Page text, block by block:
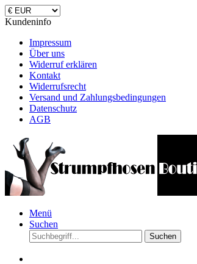
Kundeninfo
Impressum
Über uns
Widerruf erklären
Kontakt
Widerrufsrecht
Versand und Zahlungsbedingungen
Datenschutz
AGB
Menü
Suchen
Suchen